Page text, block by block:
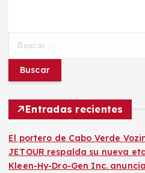
c
:
Entradas recientes
El portero de Cabo Verde
JETOUR respalda su nueva
Kleen-Hy-Dro-Gen Inc.